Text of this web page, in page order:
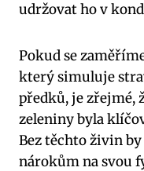
udržovat ho v
Pokud se
který simuluje
předků, je zřejmé,
zeleniny byla
Bez těchto živin
nárokům na svou